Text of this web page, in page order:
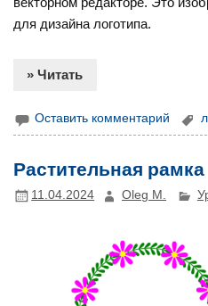
для дизайна логотипа.
» Читать
Оставить комментарий
Растительная рамка
11.04.2024 Oleg M.